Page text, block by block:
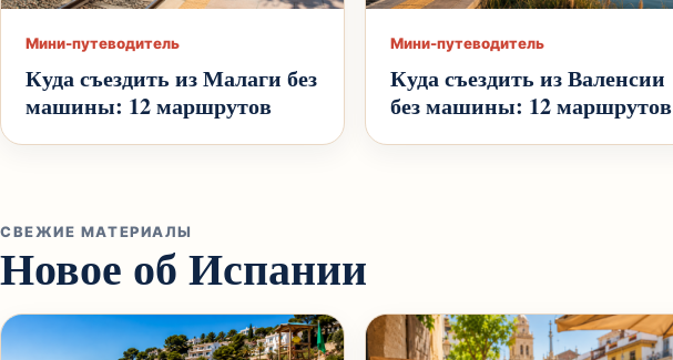
Мини-путеводитель
Куда съездить из Малаги без
машины: 12 маршрутов
Мини-путеводитель
Куда съездить из Валенсии
без машины: 12 маршрутов
СВЕЖИЕ МАТЕРИАЛЫ
Новое об Испании